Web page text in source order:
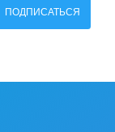
ПОДПИСАТЬСЯ